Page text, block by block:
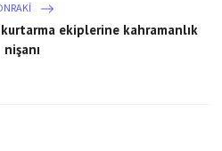
ekiplerine kahramanlık
nişanı